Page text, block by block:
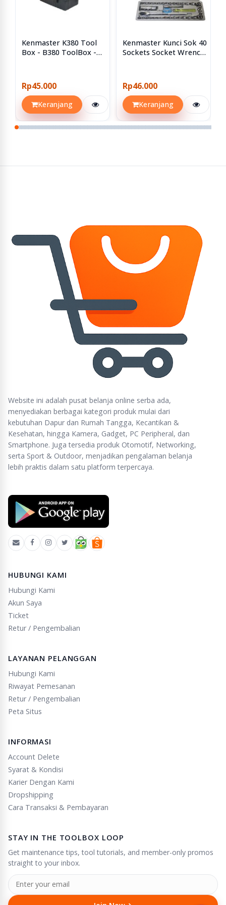
- Dapat memotong logam dengan ketebalan besar .
- Digunakan untuk memotong plat baja , bilet bulat dan
Kenmaster K380 Tool
Box - B380 ToolBox -
Rp45.000
Keranjang
Kenmaster Kunci Sok 40
Sockets Socket Wrench
Rp46.000
Keranjang
Website ini adalah pusat belanja online serba ada,
menyediakan berbagai kategori produk mulai dari
kebutuhan Dapur dan Rumah Tangga, Kecantikan &
Kesehatan, hingga Kamera, Gadget, PC Peripheral, dan
Smartphone. Juga tersedia produk Otomotif, Networking,
serta Sport & Outdoor, menjadikan pengalaman belanja
lebih praktis dalam satu platform terpercaya.
HUBUNGI KAMI
Hubungi Kami
Akun Saya
Ticket
Retur / Pengembalian
LAYANAN PELANGGAN
Hubungi Kami
Riwayat Pemesanan
Retur / Pengembalian
Peta Situs
INFORMASI
Account Delete
Syarat & Kondisi
Karier Dengan Kami
Dropshipping
Cara Transaksi & Pembayaran
STAY IN THE TOOLBOX LOOP
Get maintenance tips, tool tutorials, and member-only promos
straight to your inbox.